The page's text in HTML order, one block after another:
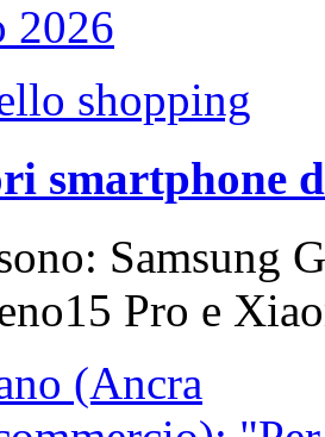
shopping
smartphone
Samsung
Pro e